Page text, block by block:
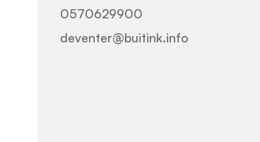
0570629900
deventer@buitink.info